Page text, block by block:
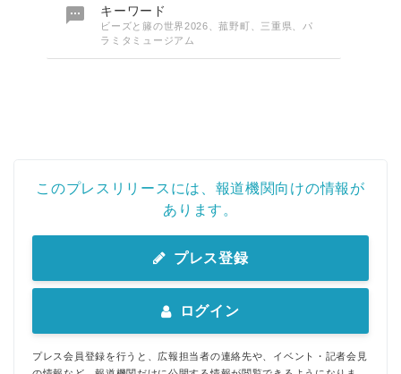
 キーワード
ビーズと籐の世界2026、菰野町、三重県、パ
ラミタミュージアム
このプレスリリースには、報道機関向けの情報が
あります。
プレス登録
ログイン
プレス会員登録を行うと、広報担当者の連絡先や、イベント・記者会見